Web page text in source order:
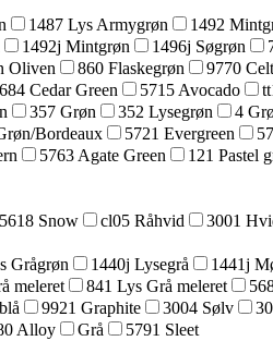
1487 Lys Armygrøn 1492
1492j Mintgrøn 1496j Søgrøn
Oliven 860 Flaskegrøn 9770
Cedar Green 5715 Avocado
357 Grøn 352 Lysegrøn 4
Bordeaux 5721 Evergreen
5763 Agate Green 121 Pastel
5618 Snow cl05 Råhvid 3001
Grågrøn 1440j Lysegrå 1441j
meleret 841 Lys Grå meleret
9921 Graphite 3004 Sølv
Alloy Grå
5791 Sleet